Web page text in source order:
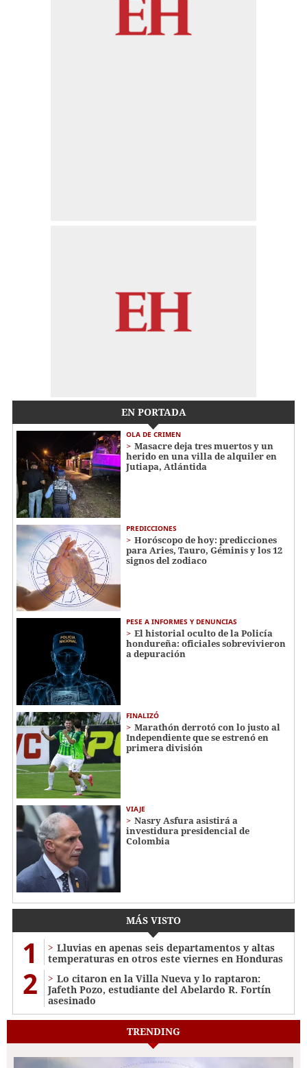
EN PORTADA
OLA DE CRIMEN
Masacre deja tres muertos y un
herido en una villa de alquiler en
Jutiapa, Atlántida
PREDICCIONES
Horóscopo de hoy: predicciones
para Aries, Tauro, Géminis y los 12
signos del zodiaco
PESE A INFORMES Y DENUNCIAS
El historial oculto de la Policía
hondureña: oficiales sobrevivieron
a depuración
FINALIZÓ
Marathón derrotó con lo justo al
Independiente que se estrenó en
primera división
VIAJE
Nasry Asfura asistirá a
investidura presidencial de
Colombia
MÁS VISTO
1
Lluvias en apenas seis departamentos y altas
temperaturas en otros este viernes en Honduras
2
Lo citaron en la Villa Nueva y lo raptaron:
Jafeth Pozo, estudiante del Abelardo R. Fortín
asesinado
TRENDING